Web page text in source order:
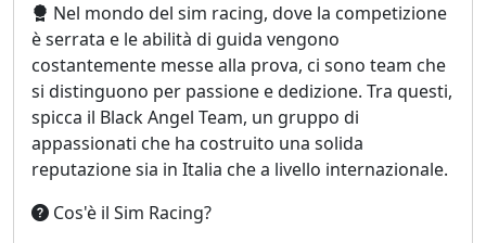
Nel mondo del sim racing, dove la competizione
è serrata e le abilità di guida vengono
costantemente messe alla prova, ci sono team che
si distinguono per passione e dedizione. Tra questi,
spicca il Black Angel Team, un gruppo di
appassionati che ha costruito una solida
reputazione sia in Italia che a livello internazionale.
Cos'è il Sim Racing?